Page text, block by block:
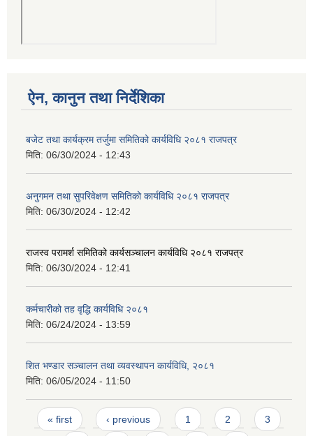
ऐन, कानुन तथा निर्देशिका
बजेट तथा कार्यक्रम तर्जुमा समितिको कार्यविधि २०८१ राजपत्र
मिति: 06/30/2024 - 12:43
अनुगमन तथा सुपरिवेक्षण समितिको कार्यविधि २०८१ राजपत्र
मिति: 06/30/2024 - 12:42
राजस्व परामर्श समितिको कार्यसञ्चालन कार्यविधि २०८१ राजपत्र
मिति: 06/30/2024 - 12:41
कर्मचारीको तह वृद्धि कार्यविधि २०८१
मिति: 06/24/2024 - 13:59
शित भण्डार सञ्चालन तथा व्यवस्थापन कार्यविधि, २०८१
मिति: 06/05/2024 - 11:50
Pages
« first ‹ previous 1 2 3